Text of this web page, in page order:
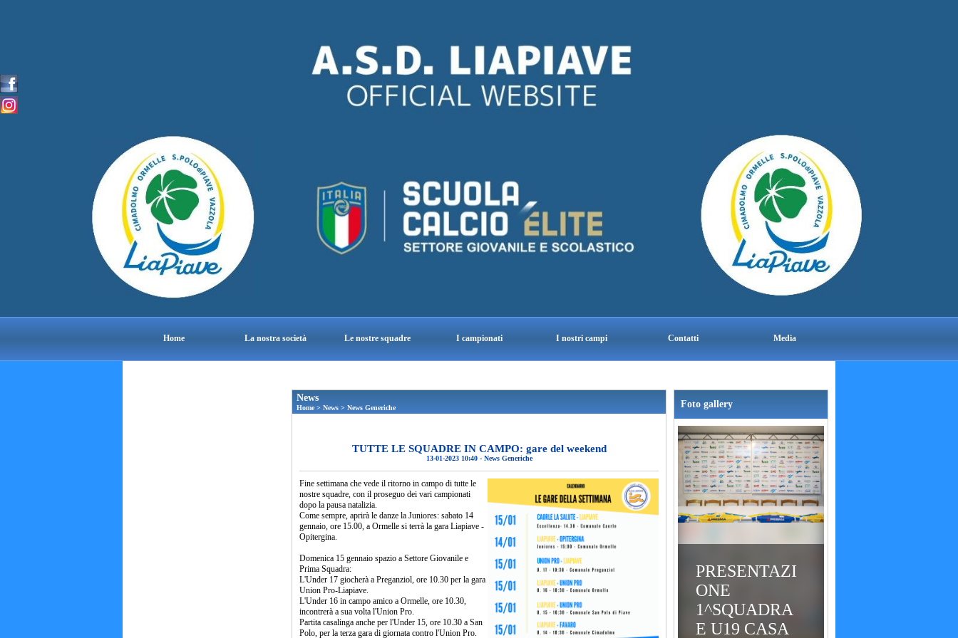
Home La nostra società Le nostre squadre I campionati I nostri campi Contatti Media
News
Home> News> News Generiche
TUTTE LE SQUADRE IN CAMPO: gare del weekend
13-01-2023 10:40- News Generiche
Fine settimana che vede il ritorno in campo di tutte le
nostre squadre, con il proseguo dei vari campionati
dopo la pausa natalizia.
Come sempre, aprirà le danze la Juniores: sabato 14
gennaio, ore 15.00, a Ormelle si terrà la gara Liapiave -
Opitergina.
Domenica 15 gennaio spazio a Settore Giovanile e
Prima Squadra:
L'Under 17 giocherà a Preganziol, ore 10.30 per la gara
Union Pro-Liapiave.
L'Under 16 in campo amico a Ormelle, ore 10.30,
incontrerà a sua volta l'Union Pro.
Partita casalinga anche per l'Under 15, ore 10.30 a San
Polo, per la terza gara di giornata contro l'Union Pro.
Foto gallery
PRESENTAZI
ONE
1^SQUADRA
E U19 CASA